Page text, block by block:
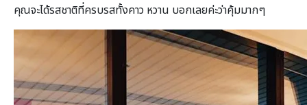
คุณจะได้รสชาติที่ครบรสทั้งคาว หวาน บอกเลยค่ะว่าคุ้มมากๆ